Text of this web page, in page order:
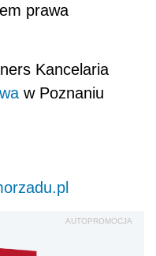
prawa
Kancelaria
w Poznaniu
AUTOPROMOCJA